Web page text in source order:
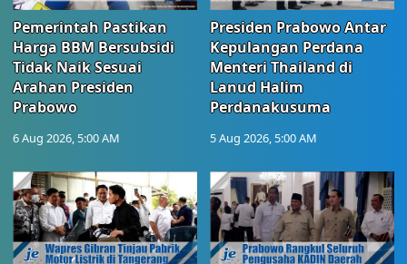
Pemerintah Pastikan
Harga BBM Bersubsidi
Tidak Naik Sesuai
Arahan Presiden
Prabowo
6 Aug 2026, 5:00 AM
Presiden Prabowo Antar
Kepulangan Perdana
Menteri Thailand di
Lanud Halim
Perdanakusuma
5 Aug 2026, 5:00 AM